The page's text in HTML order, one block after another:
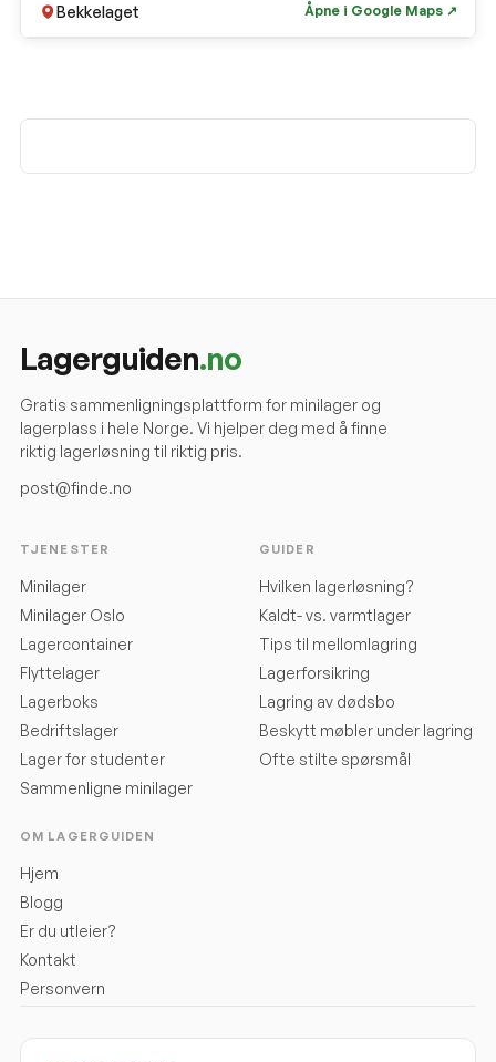
Bekkelaget Åpne i Google Maps ↗
Lagerguiden.no
Gratis sammenligningsplattform for minilager og
lagerplass i hele Norge. Vi hjelper deg med å finne
riktig lagerløsning til riktig pris.
post@finde.no
TJENESTER
Minilager
Minilager Oslo
Lagercontainer
Flyttelager
Lagerboks
Bedriftslager
Lager for studenter
Sammenligne minilager
GUIDER
Hvilken lagerløsning?
Kaldt- vs. varmtlager
Tips til mellomlagring
Lagerforsikring
Lagring av dødsbo
Beskytt møbler under lagring
Ofte stilte spørsmål
OM LAGERGUIDEN
Hjem
Blogg
Er du utleier?
Kontakt
Personvern